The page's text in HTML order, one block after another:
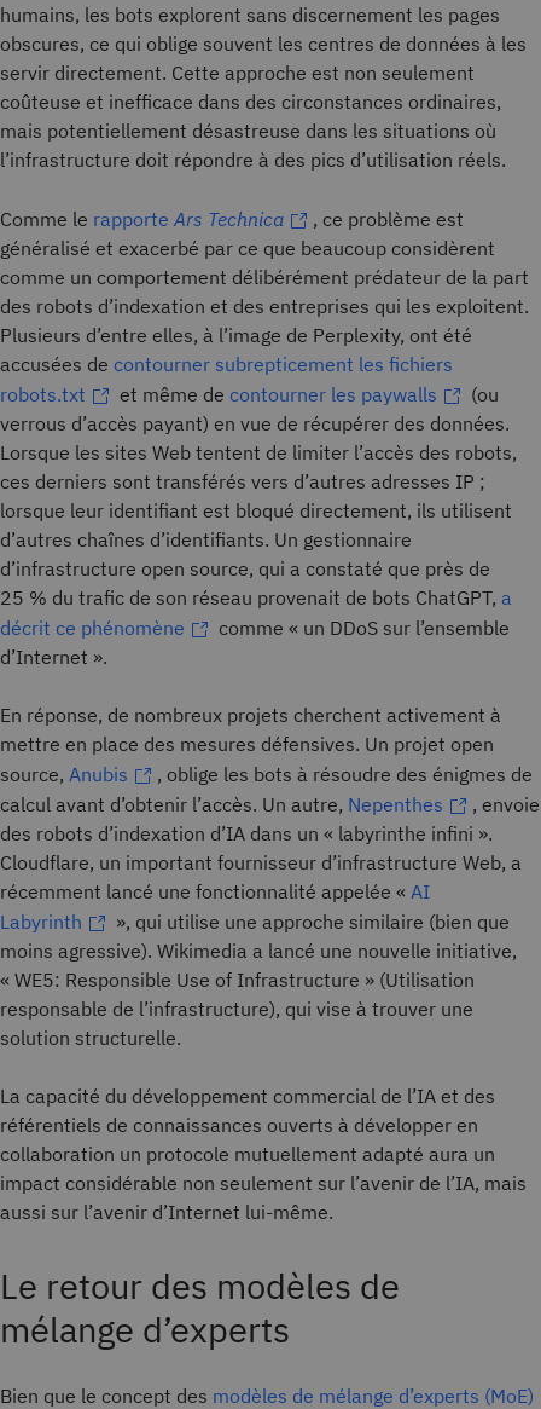
humains, les bots explorent sans discernement les pages
obscures, ce qui oblige souvent les centres de données à les
servir directement. Cette approche est non seulement
coûteuse et inefficace dans des circonstances ordinaires,
mais potentiellement désastreuse dans les situations où
l’infrastructure doit répondre à des pics d’utilisation réels.
Comme le rapporte Ars Technica
, ce problème est
généralisé et exacerbé par ce que beaucoup considèrent
comme un comportement délibérément prédateur de la part
des robots d’indexation et des entreprises qui les exploitent.
Plusieurs d’entre elles, à l’image de Perplexity, ont été
accusées de contourner subrepticement les fichiers
robots.txt
et même de contourner les paywalls
(ou
verrous d’accès payant) en vue de récupérer des données.
Lorsque les sites Web tentent de limiter l’accès des robots,
ces derniers sont transférés vers d’autres adresses IP ;
lorsque leur identifiant est bloqué directement, ils utilisent
d’autres chaînes d’identifiants. Un gestionnaire
d’infrastructure open source, qui a constaté que près de
25 % du trafic de son réseau provenait de bots ChatGPT, a
décrit ce phénomène
comme « un DDoS sur l’ensemble
d’Internet ».
En réponse, de nombreux projets cherchent activement à
mettre en place des mesures défensives. Un projet open
source, Anubis
, oblige les bots à résoudre des énigmes de
calcul avant d’obtenir l’accès. Un autre, Nepenthes
, envoie
des robots d’indexation d’IA dans un « labyrinthe infini ».
Cloudflare, un important fournisseur d’infrastructure Web, a
récemment lancé une fonctionnalité appelée « AI
Labyrinth
», qui utilise une approche similaire (bien que
moins agressive). Wikimedia a lancé une nouvelle initiative,
« WE5: Responsible Use of Infrastructure » (Utilisation
responsable de l’infrastructure), qui vise à trouver une
solution structurelle.
La capacité du développement commercial de l’IA et des
référentiels de connaissances ouverts à développer en
collaboration un protocole mutuellement adapté aura un
impact considérable non seulement sur l’avenir de l’IA, mais
aussi sur l’avenir d’Internet lui-même.
Le retour des modèles de
mélange d’experts
Bien que le concept des modèles de mélange d’experts (MoE)